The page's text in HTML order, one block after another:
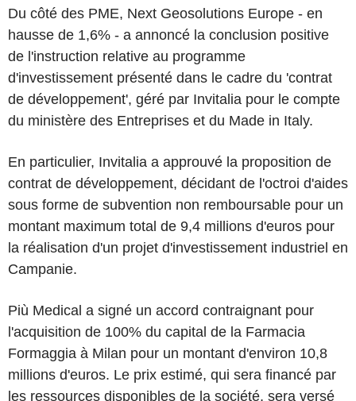
Du côté des PME, Next Geosolutions Europe - en
hausse de 1,6% - a annoncé la conclusion positive
de l'instruction relative au programme
d'investissement présenté dans le cadre du 'contrat
de développement', géré par Invitalia pour le compte
du ministère des Entreprises et du Made in Italy.
En particulier, Invitalia a approuvé la proposition de
contrat de développement, décidant de l'octroi d'aides
sous forme de subvention non remboursable pour un
montant maximum total de 9,4 millions d'euros pour
la réalisation d'un projet d'investissement industriel en
Campanie.
Più Medical a signé un accord contraignant pour
l'acquisition de 100% du capital de la Farmacia
Formaggia à Milan pour un montant d'environ 10,8
millions d'euros. Le prix estimé, qui sera financé par
les ressources disponibles de la société, sera versé